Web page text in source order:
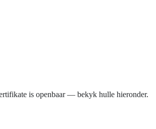
is openbaar — bekyk hulle hieronder.